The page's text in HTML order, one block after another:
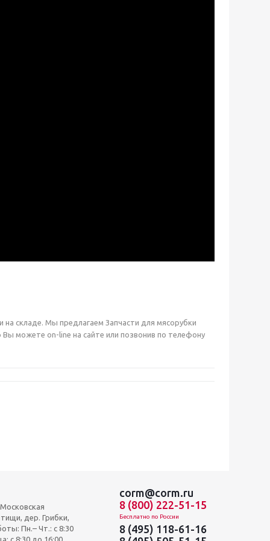
на складе. Мы предлагаем Запчасти для мясорубки
можете on-line на сайте или позвонив по телефону
дер. Грибки,
Пн.– Чт.: с 8:30
c 8:30 до 16:00
corm@corm.ru
8 (800) 222-51-15
Бесплатно по России
8 (495) 118-61-16